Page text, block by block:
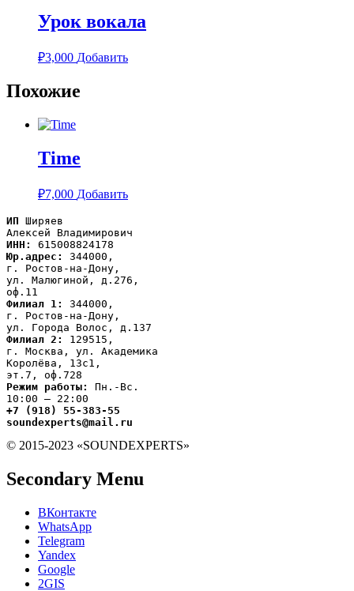
Урок вокала
₽3,000 Добавить
Похожие
Time
₽7,000 Добавить
ИП Ширяев
ИНН:
Юр.адрес:
344000,
г. Ростов-на-Дону,
ул. Малюгиной, д.276,
Филиал 1:
344000,
г. Ростов-на-Дону,
Филиал 2:
129515,
г. Москва, ул. Академика
Королёва, 13с1,
Режим работы:
Пн.-Вс.
+7 (918) 55-383-55
soundexperts@mail.ru
© 2015-2023 «SOUNDEXPERTS»
Secondary Menu
ВКонтакте
WhatsApp
Telegram
Yandex
Google
2GIS